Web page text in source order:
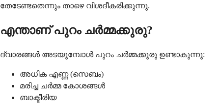
തേടേണ്ടതെന്നും താഴെ വിശദീകരിക്കുന്നു.
എന്താണ് പുറം ചർമ്മക്കുരു?
ദ്വാരങ്ങൾ അടയുമ്പോൾ പുറം ചർമ്മക്കുരു ഉണ്ടാകുന്നു:
അധിക എണ്ണ (സെബം)
മരിച്ച ചർമ്മ കോശങ്ങൾ
ബാക്ടീരിയ